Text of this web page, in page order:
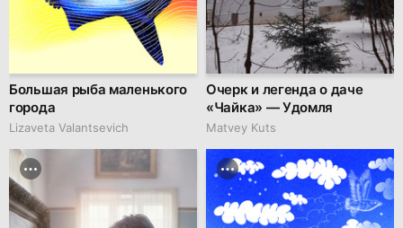
Большая рыба маленького
города
Lizaveta Valantsevich
Очерк и легенда о даче
«Чайка» — Удомля
Matvey Kuts